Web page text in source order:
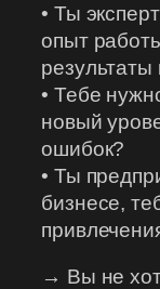
• Ты
опыт
результаты
• Тебе
новый
ошибок?
• Ты
бизнесе,
→ Вы не